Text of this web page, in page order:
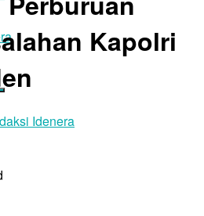
Kapolri
Idenera